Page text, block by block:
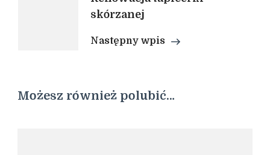
skórzanej
Następny wpis
Możesz również polubić…